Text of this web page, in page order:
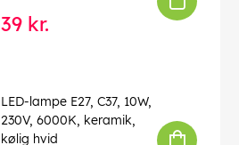
39 kr.
LED-lampe E27, C37, 10W,
230V, 6000K, keramik,
kølig hvid